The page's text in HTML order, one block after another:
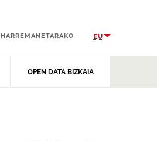
OPEN DATA BIZKAIA
HARREMANETARAKO EU